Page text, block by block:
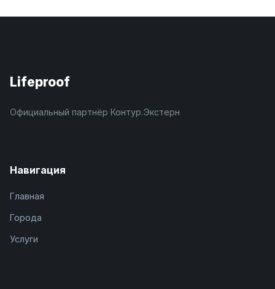
Lifeproof
Официальный партнёр Контур.Экстерн
Навигация
Главная
Города
Услуги